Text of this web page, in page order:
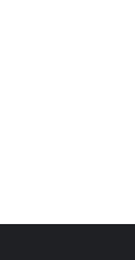
Община Пловдив: Ще изпълним препоръките за Младежкия център